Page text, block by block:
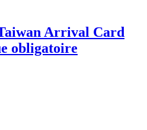
Arrival Card
obligatoire